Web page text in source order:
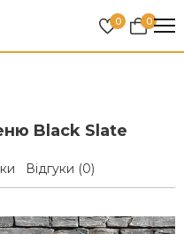
0 0
Black Slate
Відгуки (0)